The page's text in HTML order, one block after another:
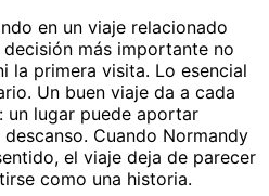
en un viaje relacionado
más importante no
la primera visita. Lo esencial
Un buen viaje da a cada
un lugar puede aportar
Cuando Normandy
el viaje deja de parecer
como una historia.